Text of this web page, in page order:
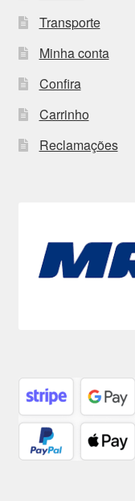
Transporte
Minha conta
Confira
Carrinho
Reclamações